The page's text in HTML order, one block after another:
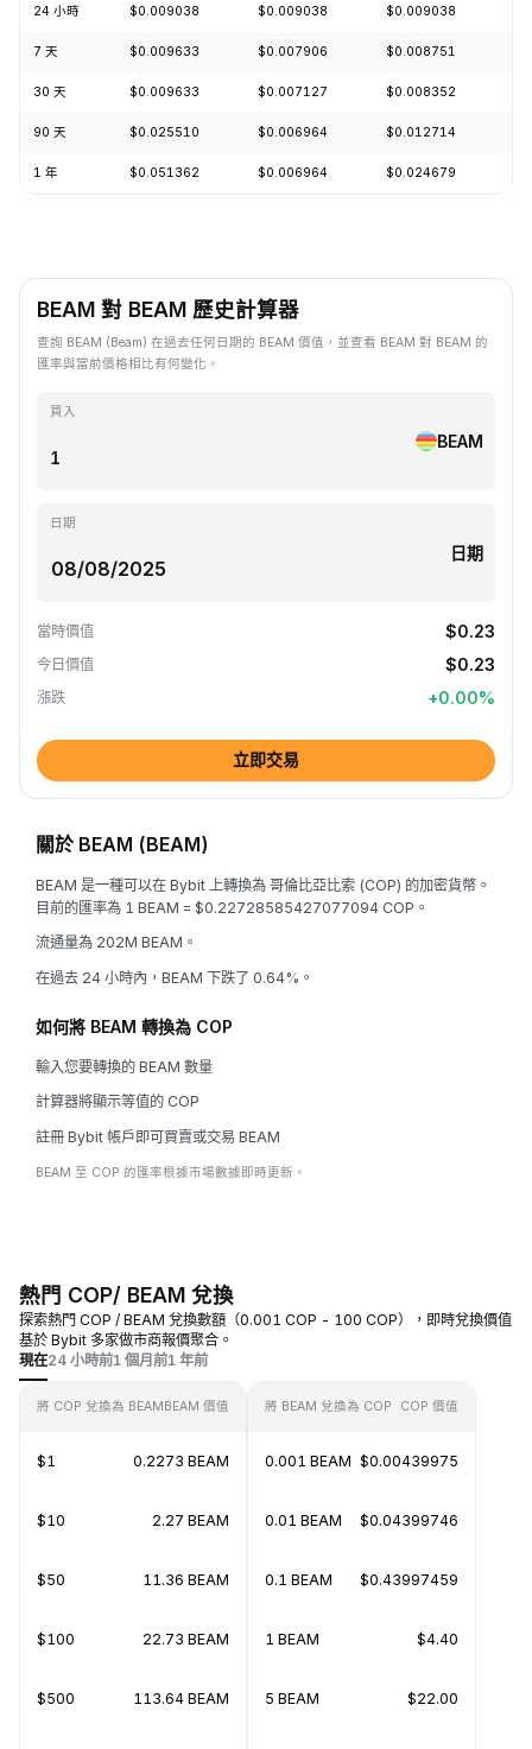
24 小時 $0.009038 $0.009038 $0.009038
7 天 $0.009633 $0.007906 $0.008751
30 天 $0.009633 $0.007127 $0.008352
90 天 $0.025510 $0.006964 $0.012714
1 年 $0.051362 $0.006964 $0.024679
BEAM 對 BEAM 歷史計算器
查詢 BEAM (Beam) 在過去任何日期的 BEAM 價值，並查看 BEAM 對 BEAM 的
匯率與當前價格相比有何變化。
買入
BEAM
日期
日期
當時價值 $0.23
今日價值 $0.23
漲跌 +0.00%
立即交易
關於 BEAM (BEAM)
BEAM 是一種可以在 Bybit 上轉換為 哥倫比亞比索 (COP) 的加密貨幣。
目前的匯率為 1 BEAM = $0.22728585427077094 COP。
流通量為 202M BEAM。
在過去 24 小時內，BEAM 下跌了 0.64%。
如何將 BEAM 轉換為 COP
輸入您要轉換的 BEAM 數量
計算器將顯示等值的 COP
註冊 Bybit 帳戶即可買賣或交易 BEAM
BEAM 至 COP 的匯率根據市場數據即時更新。
熱門 COP/ BEAM 兌換
探索熱門 COP / BEAM 兌換數額（0.001 COP - 100 COP），即時兌換價值
基於 Bybit 多家做市商報價聚合。
現在24 小時前1 個月前1 年前
將 COP 兌換為 BEAMBEAM 價值
$1 0.2273 BEAM
$10 2.27 BEAM
$50 11.36 BEAM
$100 22.73 BEAM
$500 113.64 BEAM
將 BEAM 兌換為 COP COP 價值
0.001 BEAM $0.00439975
0.01 BEAM $0.04399746
0.1 BEAM $0.43997459
1 BEAM $4.40
5 BEAM $22.00